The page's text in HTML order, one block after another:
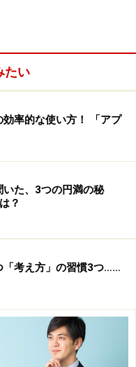
アルに出会えるオンラ
やすい出会い方なのか
して「怖い」と感じる
「心配」と思う
たい
率的な使い方！ 「アプ
た、3つの円満の秘
？
「考え方」の習慣3つ……